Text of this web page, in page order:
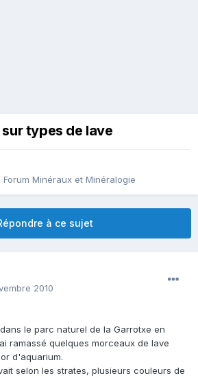
types de lave
Forum Minéraux et Minéralogie
à ce sujet
2010
le parc naturel de la Garrotxe en
ramassé quelques morceaux de lave
d'aquarium.
selon les strates, plusieurs couleurs de